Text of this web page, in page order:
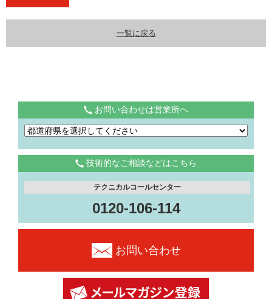
一覧に戻る
お問い合わせは営業所へ
技術的なご相談などはこちら
テクニカルコールセンター
0120-106-114
お問い合わせ